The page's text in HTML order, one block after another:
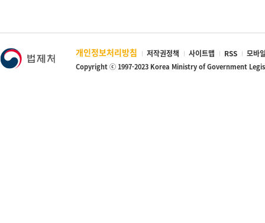
개인정보처리방침 저작권정책 사이트맵 RSS 모바
Copyright ⓒ 1997-2023 Korea Ministry of Government